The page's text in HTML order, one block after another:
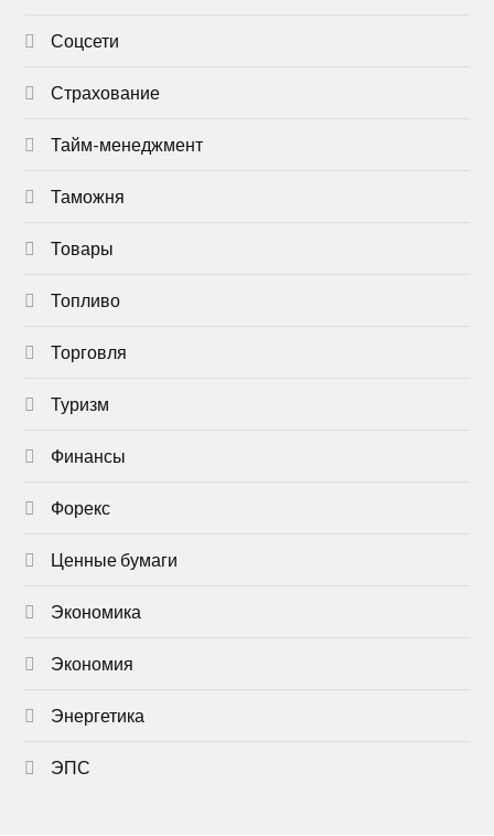
Соцсети
Страхование
Тайм-менеджмент
Таможня
Товары
Топливо
Торговля
Туризм
Финансы
Форекс
Ценные бумаги
Экономика
Экономия
Энергетика
ЭПС